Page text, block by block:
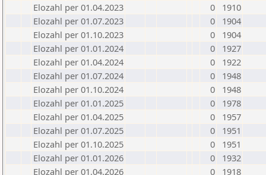
Elozahl per 01.04.2023
0
1910
Elozahl per 01.07.2023
0
1904
Elozahl per 01.10.2023
0
1904
Elozahl per 01.01.2024
0
1927
Elozahl per 01.04.2024
0
1922
Elozahl per 01.07.2024
0
1948
Elozahl per 01.10.2024
0
1948
Elozahl per 01.01.2025
0
1978
Elozahl per 01.04.2025
0
1957
Elozahl per 01.07.2025
0
1951
Elozahl per 01.10.2025
0
1951
Elozahl per 01.01.2026
0
1932
Elozahl per 01.04.2026
0
1918